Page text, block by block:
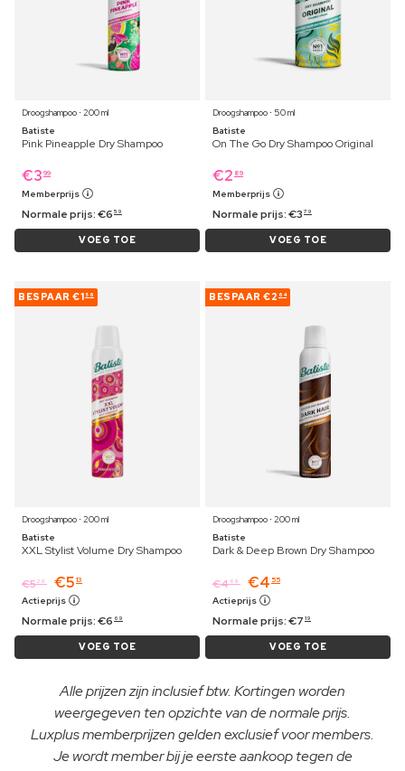
Droogshampoo ⋅ 200 ml
Batiste
Pink Pineapple Dry Shampoo
€3 99
Memberprijs
Normale prijs:€6 59
VOEG TOE
Droogshampoo ⋅ 50 ml
Batiste
On The Go Dry Shampoo Original
€2 89
Memberprijs
Normale prijs:€3 79
VOEG TOE
BESPAAR €1 56
Droogshampoo ⋅ 200 ml
Batiste
XXL Stylist Volume Dry Shampoo
€529 €5 13
Actieprijs
Normale prijs:€6 69
VOEG TOE
BESPAAR €2 64
Droogshampoo ⋅ 200 ml
Batiste
Dark & Deep Brown Dry Shampoo
€4 69 €4 55
Actieprijs
Normale prijs:€7 19
VOEG TOE
Alle prijzen zijn inclusief btw. Kortingen worden
weergegeven ten opzichte van de normale prijs.
Luxplus memberprijzen gelden exclusief voor members.
Je wordt member bij je eerste aankoop tegen de